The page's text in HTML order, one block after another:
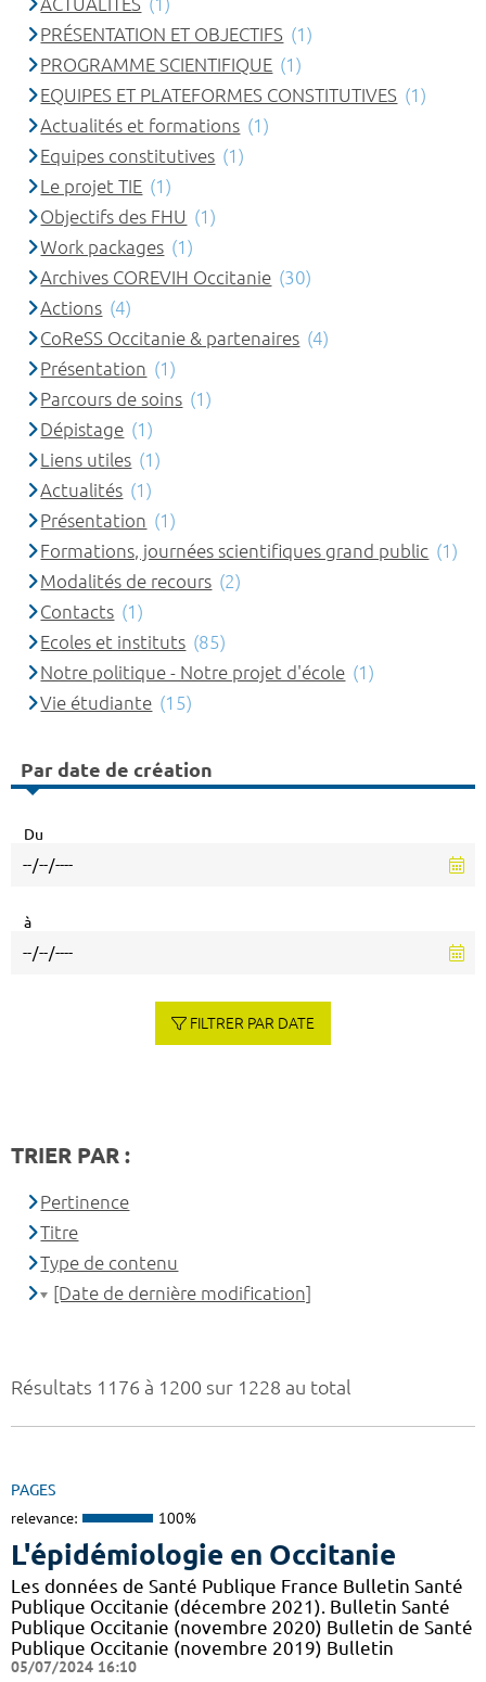
Résultats 1176 à 1200 sur 1228 au total
PAGES
relevance: 100%
L'épidémiologie en Occitanie
Les données de Santé Publique France Bulletin Santé
Publique Occitanie (décembre 2021). Bulletin Santé
Publique Occitanie (novembre 2020) Bulletin de Santé
Publique Occitanie (novembre 2019) Bulletin
05/07/2024 16:10
PRÉSENTATION ET OBJECTIFS (1)
PROGRAMME SCIENTIFIQUE (1)
EQUIPES ET PLATEFORMES CONSTITUTIVES (1)
Actualités et formations (1)
Equipes constitutives (1)
Le projet TIE (1)
Objectifs des FHU (1)
Work packages (1)
Archives COREVIH Occitanie (30)
Actions (4)
CoReSS Occitanie & partenaires (4)
Présentation (1)
Parcours de soins (1)
Dépistage (1)
Liens utiles (1)
Actualités (1)
Présentation (1)
Formations, journées scientifiques grand public (1)
Modalités de recours (2)
Contacts (1)
Ecoles et instituts (85)
Notre politique - Notre projet d'école (1)
Vie étudiante (15)
Par date de création
Du
à
FILTRER PAR DATE
TRIER PAR :
Pertinence
Titre
Type de contenu
[Date de dernière modification]